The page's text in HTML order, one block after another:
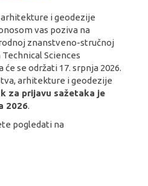
i geodezije
vas poziva na
znanstveno-stručnoj
Sciences
će se održati 17. srpnja 2026.
arhitekture i geodezije
za prijavu sažetaka je
2026.
pogledati na